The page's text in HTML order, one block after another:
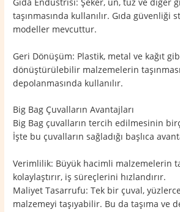
taşınmasında kullanılır. Gıda güvenliği
modeller mevcuttur.
Geri Dönüşüm: Plastik, metal ve kağıt
dönüştürülebilir malzemelerin
depolanmasında kullanılır.
Big Bag Çuvalların Avantajları
Big Bag çuvalların tercih edilmesinin
İşte bu çuvalların sağladığı başlıca
Verimlilik: Büyük hacimli malzemelerin
kolaylaştırır, iş süreçlerini hızlandırır.
Maliyet Tasarrufu: Tek bir çuval,
malzemeyi taşıyabilir. Bu da taşıma ve